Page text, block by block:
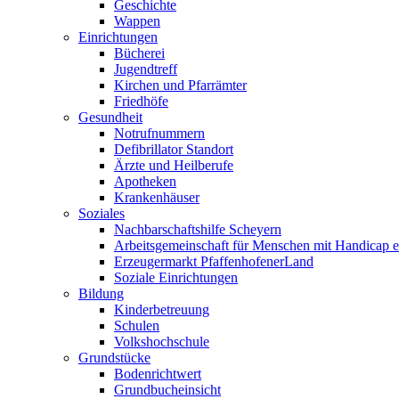
Geschichte
Wappen
Einrichtungen
Bücherei
Jugendtreff
Kirchen und Pfarrämter
Friedhöfe
Gesundheit
Notrufnummern
Defibrillator Standort
Ärzte und Heilberufe
Apotheken
Krankenhäuser
Soziales
Nachbarschaftshilfe Scheyern
Arbeitsgemeinschaft für Menschen mit Handicap
Erzeugermarkt PfaffenhofenerLand
Soziale Einrichtungen
Bildung
Kinderbetreuung
Schulen
Volkshochschule
Grundstücke
Bodenrichtwert
Grundbucheinsicht